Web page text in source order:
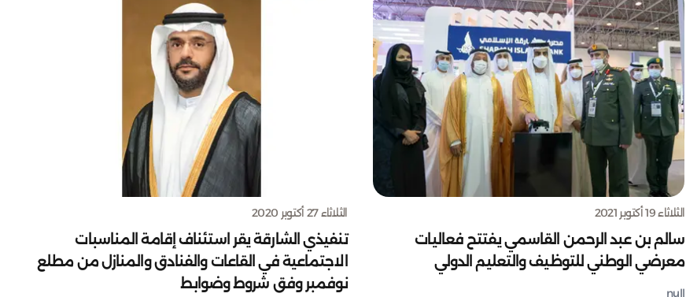
الثلاثاء 19 أكتوبر 2021
سالم بن عبد الرحمن القاسمي يفتتح فعاليات
معرضي الوطني للتوظيف والتعليم الدولي
null
الثلاثاء 27 أكتوبر 2020
تنفيذي الشارقة يقر استئناف إقامة المناسبات
الاجتماعية في القاعات والفنادق والمنازل من مطلع
نوفمبر وفق شروط وضوابط